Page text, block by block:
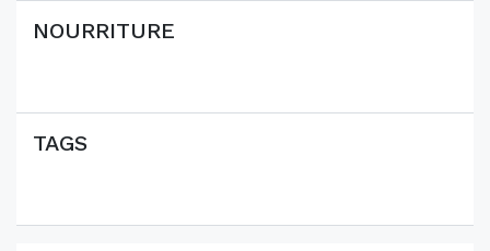
NOURRITURE
TAGS